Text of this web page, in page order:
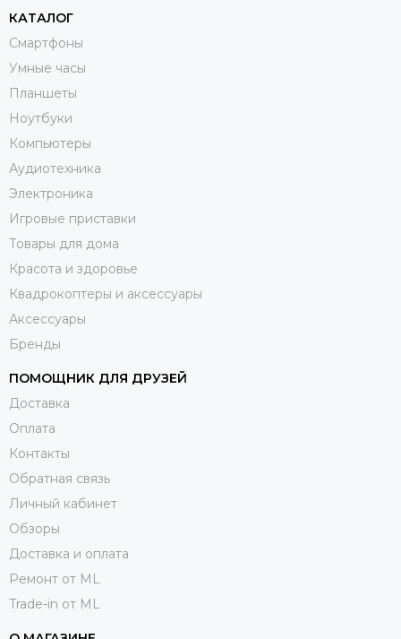
КАТАЛОГ
Смартфоны
Умные часы
Планшеты
Ноутбуки
Компьютеры
Аудиотехника
Электроника
Игровые приставки
Товары для дома
Красота и здоровье
Квадрокоптеры и аксессуары
Аксессуары
Бренды
ПОМОЩНИК ДЛЯ ДРУЗЕЙ
Доставка
Оплата
Контакты
Обратная связь
Личный кабинет
Обзоры
Доставка и оплата
Ремонт от ML
Trade-in от ML